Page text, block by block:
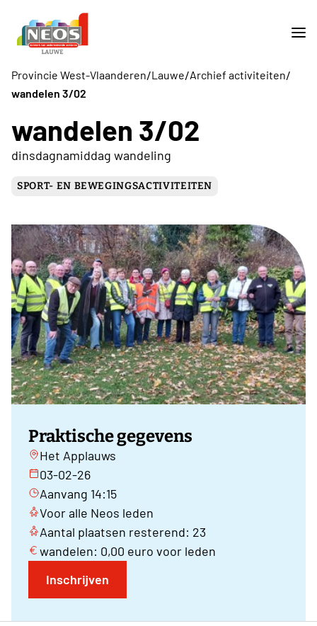
Provincie West-Vlaanderen/Lauwe/Archief activiteiten/
wandelen 3/02
wandelen 3/02
dinsdagnamiddag wandeling
SPORT- EN BEWEGINGSACTIVITEITEN
Praktische gegevens
Het Applauws
03-02-26
Aanvang 14:15
Voor alle Neos leden
Aantal plaatsen resterend: 23
wandelen: 0,00 euro voor leden
Inschrijven